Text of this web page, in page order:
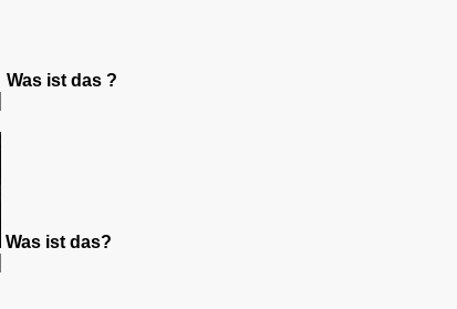
Was ist das ?
Was ist das?